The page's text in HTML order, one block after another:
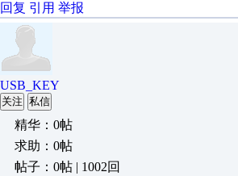
回复 引用 举报
USB_KEY
关注 私信
精华：0帖
求助：0帖
帖子：0帖 | 1002回